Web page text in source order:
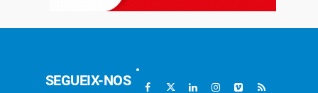
SEGUEIX-NOS